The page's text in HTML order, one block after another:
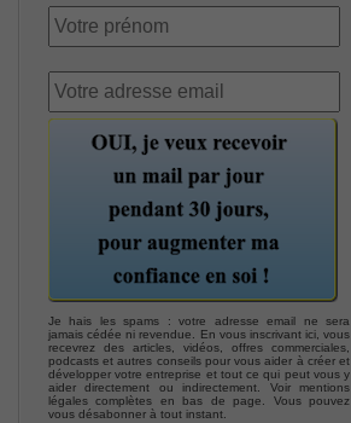
Je hais les spams : votre adresse email ne sera
jamais cédée ni revendue. En vous inscrivant ici, vous
recevrez des articles, vidéos, offres commerciales,
podcasts et autres conseils pour vous aider à créer et
développer votre entreprise et tout ce qui peut vous y
aider directement ou indirectement. Voir mentions
légales complètes en bas de page. Vous pouvez
vous désabonner à tout instant.